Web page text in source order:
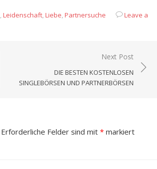
,Leidenschaft,Liebe,Partnersuche
Leave a
Next Post
DIE BESTEN KOSTENLOSEN
SINGLEBÖRSEN UND PARTNERBÖRSEN
Erforderliche Felder sind mit * markiert